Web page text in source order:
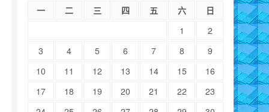
一 二 三 四 五 六
日
1
2
3
4 5 6 7 8
9
10
11 12 13 14 15
16
17
18 19 20 21 22
23